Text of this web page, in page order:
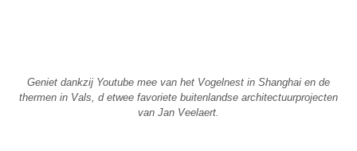
Geniet dankzij Youtube mee van het Vogelnest in Shanghai en de
thermen in Vals, d etwee favoriete buitenlandse architectuurprojecten
van Jan Veelaert.